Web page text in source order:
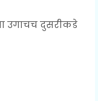
उगाचच दुसरीकडे